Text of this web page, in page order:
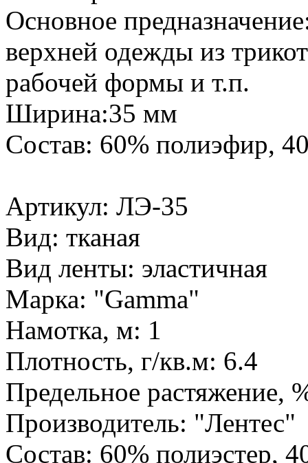
Основное
верхней одежды из
рабочей формы и т.п.
Ширина:35 мм
Состав: 60% полиэфир,
Артикул: ЛЭ-35
Вид: тканая
Вид ленты: эластичная
Марка: "Gamma"
Намотка, м: 1
Плотность, г/кв.м: 6.4
Предельное растяжение,
Производитель: "Лентес"
Состав: 60% полиэстер,